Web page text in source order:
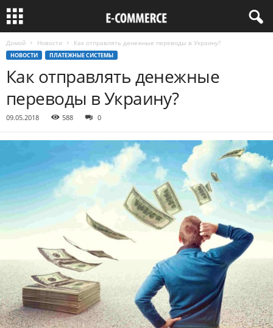
Домой Новости Как отправлять денежные переводы в Украину?
НОВОСТИ ПЛАТЕЖНЫЕ СИСТЕМЫ
Как отправлять денежные
переводы в Украину?
09.05.2018 588 0